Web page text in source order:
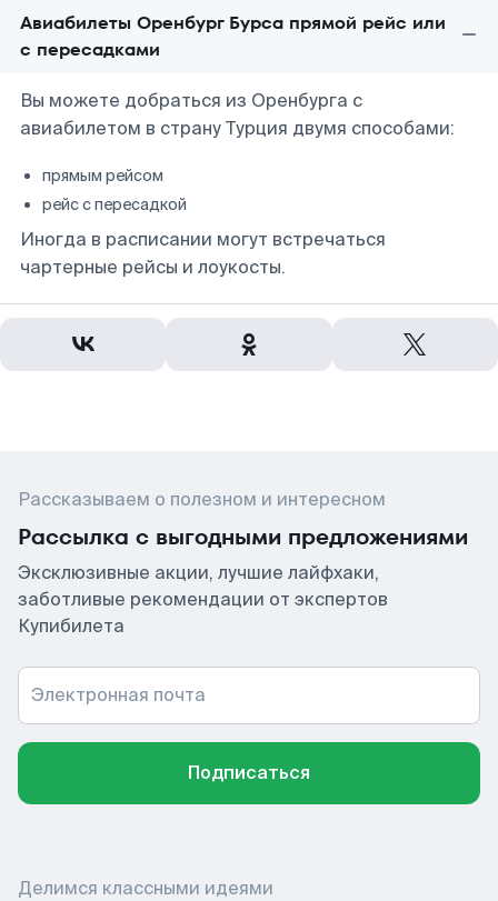
Авиабилеты Оренбург Бурса прямой рейс или
с пересадками
Вы можете добраться из Оренбурга с
авиабилетом в страну Турция двумя способами:
прямым рейсом
рейс с пересадкой
Иногда в расписании могут встречаться
чартерные рейсы и лоукосты.
Рассказываем о полезном и интересном
Рассылка с выгодными предложениями
Эксклюзивные акции, лучшие лайфхаки,
заботливые рекомендации от экспертов
Купибилета
Электронная почта
Подписаться
Делимся классными идеями